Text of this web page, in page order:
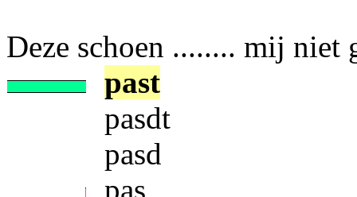
Deze schoen ........ mij niet
past
pasdt
pasd
pas